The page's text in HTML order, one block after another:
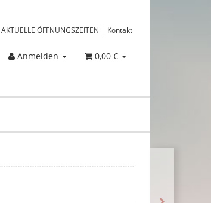
AKTUELLE ÖFFNUNGSZEITEN Kontakt
Anmelden 0,00 €